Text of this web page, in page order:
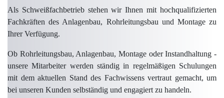
Als Schweißfachbetrieb stehen wir Ihnen mit hochqualifizierten
Fachkräften des Anlagenbau, Rohrleitungsbau und Montage zu
Ihrer Verfügung.
Ob Rohrleitungsbau, Anlagenbau, Montage oder Instandhaltung -
unsere Mitarbeiter werden ständig in regelmäßigen Schulungen
mit dem aktuellen Stand des Fachwissens vertraut gemacht, um
bei unseren Kunden selbständig und engagiert zu handeln.